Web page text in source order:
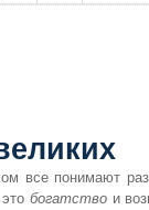
все понимают
богатствои